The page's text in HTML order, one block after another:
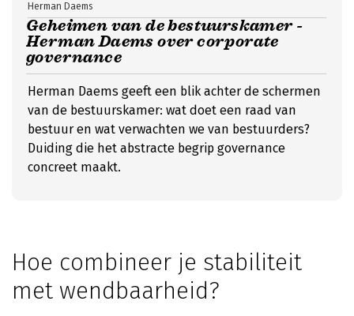
Geheimen van de bestuurskamer -
Herman Daems over corporate
governance
Herman Daems
Herman Daems geeft een blik achter de schermen
van de bestuurskamer: wat doet een raad van
bestuur en wat verwachten we van bestuurders?
Duiding die het abstracte begrip governance
concreet maakt.
Hoe combineer je stabiliteit
met wendbaarheid?